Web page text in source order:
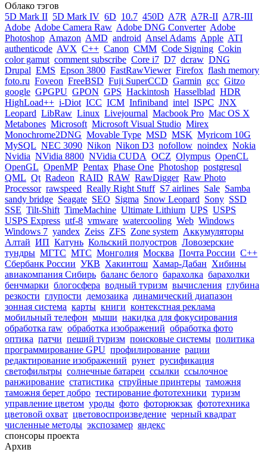
Облако тэгов
5D Mark II 5D Mark IV 6D 10.7 450D A7R A7R-II A7R-III
Adobe Adobe Camera Raw Adobe DNG Converter Adobe
Photoshop Amazon AMD android Ansel Adams Apple ATI
authenticode AVX C++ Canon CMM Code Signing Cokin
color gamut comment subscribe Core i7 D7 dcraw DNG
Drupal EMS Epson 3800 FastRawViewer Firefox flash memory
foto.ru Foveon FreeBSD Fuji SuperCCD Garmin gcc Gitzo
google GPGPU GPON GPS Hackintosh Hasselblad HDR
HighLoad++ i-Diot ICC ICM Infiniband intel ISPC JNX
Leopard LibRaw Linux Livejournal Macbook Pro Mac OS X
Metabones Microsoft Microsoft Visual Studio Mirex
Monochrome2DNG Movable Type MSD MSK Myricom 10G
MySQL NEC 3090 Nikon Nikon D3 nofollow noindex Nokia
Nvidia NVidia 8800 NVidia CUDA OCZ Olympus OpenCL
OpenGL OpenMP Pentax Phase One Photoshop postgresql
QML Qt Radeon RAID RAW RawDigger Raw Photo
Processor rawspeed Really Right Stuff S7 airlines Sale Samba
sandy bridge Seagate SEO Sigma Snow Leopard Sony SSD
SSE Tilt-Shift TimeMachine Ultimate Lithium UPS USPS
USPS Express utf-8 vmware watercooling Web Windows
Windows 7 yandex Zeiss ZFS Zone system Аккумуляторы
Алтай ИП Катунь Кольский полуостров Ловозерские
тундры МГТС МТС Монголия Москва Почта России С++
Сбербанк России УКВ Хакинтош Хамар-Дабан Хибины
авиакомпания Сибирь баланс белого барахолка барахолки
бенчмарки блогосфера водный туризм вычисления глубина
резкости глупости демозаика динамический диапазон
зонная система карты книги контекстная реклама
мобильный телефон мыши накидка для фокусирования
обработка raw обработка изображений обработка фото
оптика патчи пеший туризм поисковые системы политика
программирование GPU профилирование рации
редактирование изображений рунет русификация
светофильтры солнечные батареи ссылки ссылочное
ранжирование статистика струйные принтеры таможня
таможня берет добро тестирование фототехники туризм
управление цветом уроды фото фоторюкзак фототехника
цветовой охват цветовоспроизведение черный квадрат
численные методы экспозамер яндекс
спонсоры проекта
Архив